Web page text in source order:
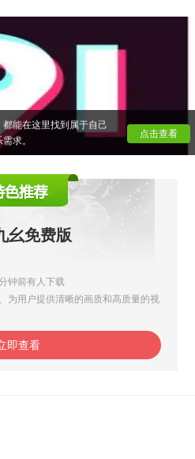
点击查看
视频应用，汇集了海量
过观看、点赞、评论等方
品，分享生活中的点
，支持个性化推荐，让
，九幺还提供了多种创
吸引人的视频。无论是
能在这里找到属于自己
求。
幺免费版
钟前有人下载
为用户提供清晰的画质和高质量的视
即查看